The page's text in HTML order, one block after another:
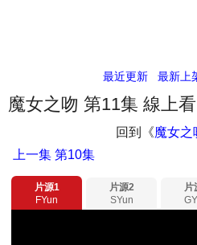
最近更新 最新上
魔女之吻 第11集 線上看
回到《魔女之
上一集 第10集
片源1
FYun
片源2
SYun
片